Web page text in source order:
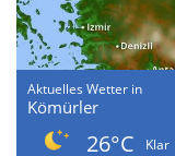
Aktuelles Wetter in
Kömürler
26°C
Klar